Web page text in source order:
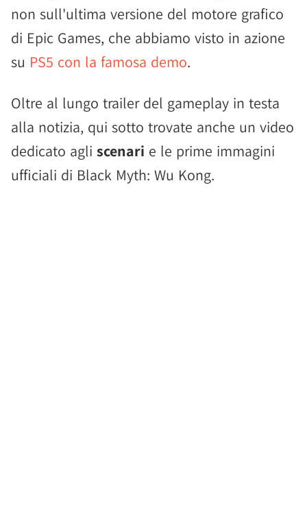
non sull'ultima versione del motore grafico
di Epic Games, che abbiamo visto in azione
su PS5 con la famosa demo.
Oltre al lungo trailer del gameplay in testa
alla notizia, qui sotto trovate anche un video
dedicato agli scenari e le prime immagini
ufficiali di Black Myth: Wu Kong.